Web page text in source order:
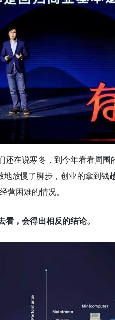
还在说寒冬，到今年看看周围
放慢了脚步，创业的拿到钱
营困难的情况。
，会得出相反的结论。